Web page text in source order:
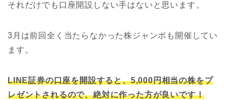
それだけでも口座開設しない手はないと思います。
3月は前回全く当たらなかった株ジャンボも開催してい
ます。
LINE証券の口座を開設すると、5,000円相当の株をプ
レゼントされるので、絶対に作った方が良いです！